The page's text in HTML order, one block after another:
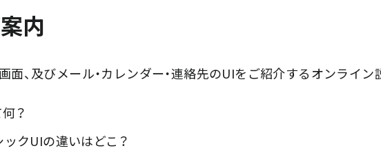
内
、及びメール・カレンダー・連絡先のUIをご紹介するオンライン
？
クUIの違いはどこ？